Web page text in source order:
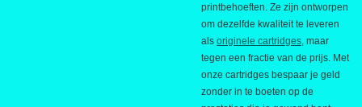
printbehoeften. Ze zijn ontworpen
om dezelfde kwaliteit te leveren
als originele cartridges, maar
tegen een fractie van de prijs. Met
onze cartridges bespaar je geld
zonder in te boeten op de